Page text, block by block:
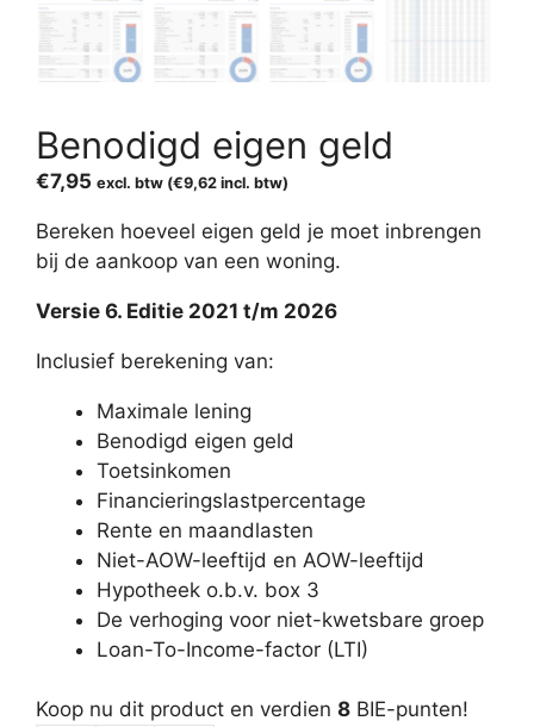
Benodigd eigen geld
€7,95 excl. btw (€9,62 incl. btw)
Bereken hoeveel eigen geld je moet inbrengen
bij de aankoop van een woning.
Versie 6. Editie 2021 t/m 2026
Inclusief berekening van:
Maximale lening
Benodigd eigen geld
Toetsinkomen
Financieringslastpercentage
Rente en maandlasten
Niet-AOW-leeftijd en AOW-leeftijd
Hypotheek o.b.v. box 3
De verhoging voor niet-kwetsbare groep
Loan-To-Income-factor (LTI)
Koop nu dit product en verdien 8 BIE-punten!